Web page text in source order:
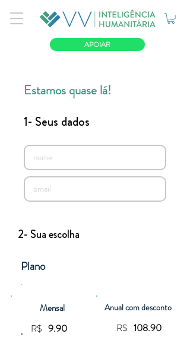
APOIAR
Estamos quase lá!
1- Seus dados
2- Sua escolha
Plano
.
.
Mensal
R$ 9.90
​Anual com desconto
R$ 108.90